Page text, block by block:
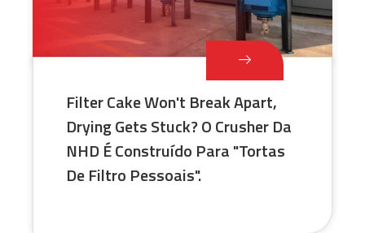
Filter Cake Won't Break Apart,
Drying Gets Stuck? O Crusher Da
NHD É Construído Para "Tortas
De Filtro Pessoais".